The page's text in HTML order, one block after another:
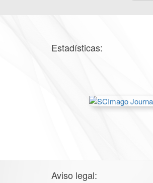
Estadísticas:
Aviso legal: